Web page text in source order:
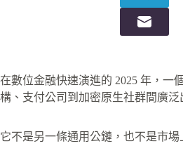
在數位金融快速演進的 2025 年，一
構、支付公司到加密原生社群間廣泛
它不是另一條通用公鏈，也不是市場